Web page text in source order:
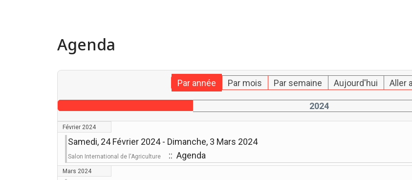
Agenda
Par année Par mois Par semaine Aujourd'hui Aller
2024
Février 2024
Samedi, 24 Février 2024 - Dimanche, 3 Mars 2024
Salon International de l'Agriculture :: Agenda
Mars 2024